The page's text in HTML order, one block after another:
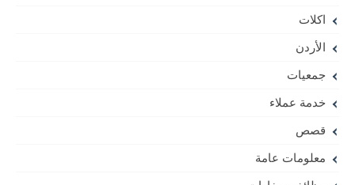
اكلات
الأردن
جمعيات
خدمة عملاء
قصص
معلومات عامة